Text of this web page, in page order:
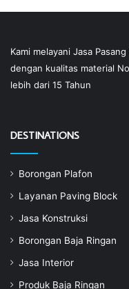
Kami melayani Jasa
dengan kualitas material
lebih dari 15 Tahun
DESTINATIONS
Borongan Plafon
Layanan Paving Block
Jasa Konstruksi
Borongan Baja Ringan
Jasa Interior
Produk Baja Ringan